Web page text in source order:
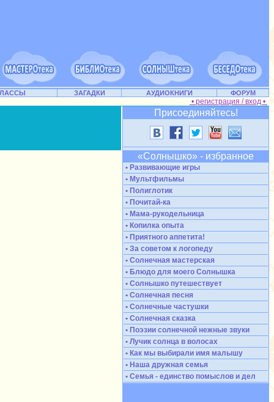
ЗАГАДКИ АУДИОКНИГИ ФОРУМ
• регистрация / вход •
Присоединяйтесь!
«Солнышко» - избранное
• Развивающие игры
• Мультфильмы
• Полиглотик
• Почитай-ка
• Мама-рукодельница
• Копилка опыта
• Приятного аппетита!
• За советом к логопеду
• Солнечная мастерская
• Блюдо для моего Солнышка
• Солнышко путешествует
• Солнечная песня
• Солнечные частушки
• Солнечная сказка
• Поэзии солнечной нежные звуки
• Лучик солнца в волосах
• Как мы выбирали имя малышу
• Наша дружная семья
• Семья - единство помыслов и дел